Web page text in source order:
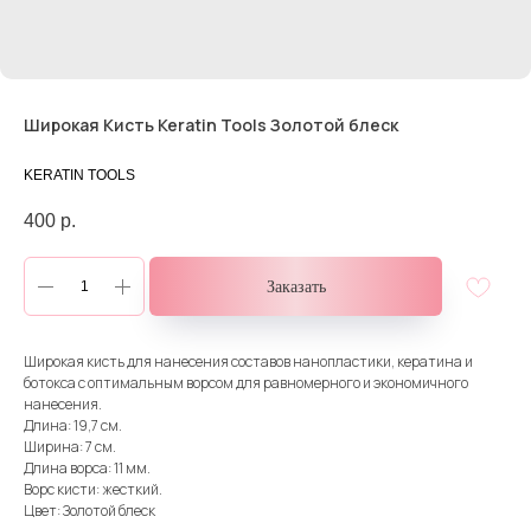
Широкая Кисть Keratin Tools Золотой блеск
KERATIN TOOLS
400 р.
Заказать
Широкая кисть для нанесения составов нанопластики, кератина и
ботокса с оптимальным ворсом для равномерного и экономичного
нанесения.
Длина: 19,7 см.
Ширина: 7 см.
Длина ворса: 11 мм.
Ворс кисти: жесткий.
Цвет: Золотой блеск